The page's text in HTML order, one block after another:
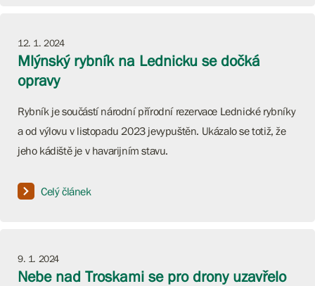
12. 1. 2024
Mlýnský rybník na Lednicku se dočká
opravy
Rybník je součástí národní přírodní rezervace Lednické rybníky
a od výlovu v listopadu 2023 jevypuštěn. Ukázalo se totiž, že
jeho kádiště je v havarijním stavu.
Celý článek
9. 1. 2024
Nebe nad Troskami se pro drony uzavřelo